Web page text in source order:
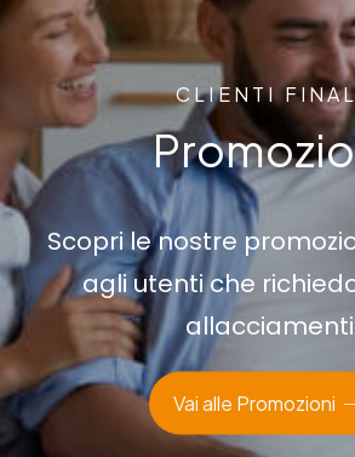
CLIENTI
Scopri le nostre
agli utenti che
Vai alle Promozioni